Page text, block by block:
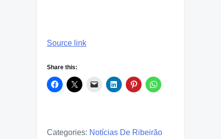
Source link
Share this:
Categories: Notícias De Ribeirão